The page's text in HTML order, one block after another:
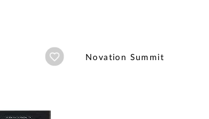
Añadir a wishlist
Novation Summit